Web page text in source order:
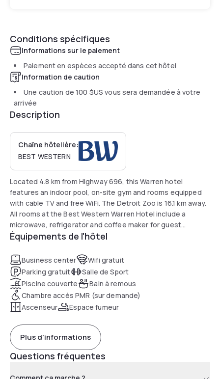
Conditions spécifiques
Informations sur le paiement
Paiement en espèces accepté dans cet hôtel
Information de caution
Une caution de100 $US vous sera demandée à votre
arrivée
Description
Chaîne hôtelière:
BEST WESTERN
Located 4.8 km from Highway 696, this Warren hotel
features an indoor pool, on-site gym and rooms equipped
with cable TV and free WiFi. The Detroit Zoo is 16.1 km away.
All rooms at the Best Western Warren Hotel include a
microwave, refrigerator and coffee maker for guest
convenience. Each room also provides a work desk and free
This hotel offers a daily hot breakfast and relaxing hot tub. A
business center and meeting rooms are available on site.
Best Western Warren Hotel is a 10-minute drive from Red
Oaks Waterpark and Coleman A. Young International Airport
is 14.2 km away. The Motown Museum and Motor City
Équipements de l'hôtel
Business center
Wifi gratuit
Parking gratuit
Salle de Sport
Piscine couverte
Bain à remous
Chambre accès PMR (sur demande)
Ascenseur
Espace fumeur
Plus d'informations
Questions fréquentes